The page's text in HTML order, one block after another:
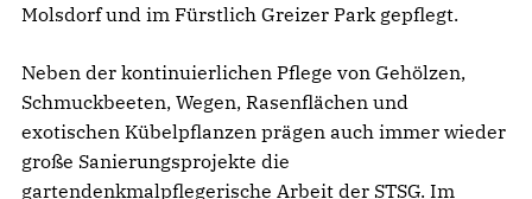
Molsdorf und im Fürstlich Greizer Park gepflegt.
Neben der kontinuierlichen Pflege von Gehölzen,
Schmuckbeeten, Wegen, Rasenflächen und
exotischen Kübelpflanzen prägen auch immer wieder
große Sanierungsprojekte die
gartendenkmalpflegerische Arbeit der STSG. Im